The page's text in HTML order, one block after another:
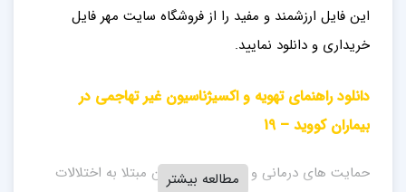
این فایل ارزشمند و مفید را از فروشگاه سایت مهر فایل
خریداری و دانلود نمایید.
دانلود راهنمای تهویه و اکسیژناسیون غیر تهاجمی در
بیماران کووید – 19
حمایت های درمانی و مراقبت از بیماران مبتلا به اختلالات
مطالعه بیشتر